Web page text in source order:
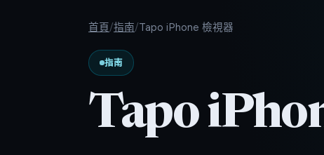
首頁/指南/Tapo iPhone 檢視器
指南
Tapo